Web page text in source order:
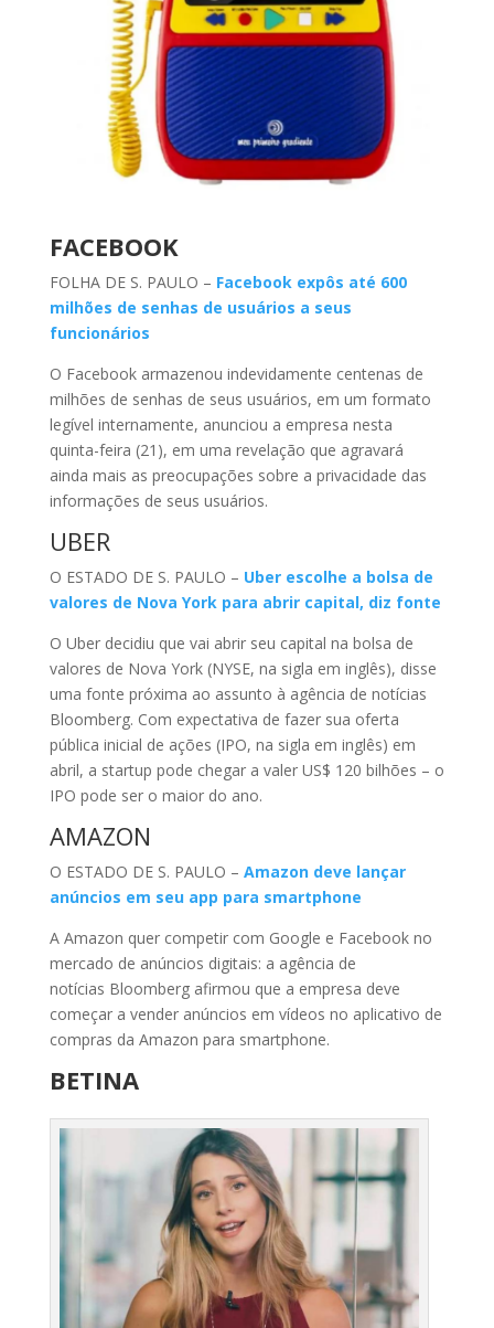
FACEBOOK
FOLHA DE S. PAULO – Facebook expôs até 600
milhões de senhas de usuários a seus
funcionários
O Facebook armazenou indevidamente centenas de
milhões de senhas de seus usuários, em um formato
legível internamente, anunciou a empresa nesta
quinta-feira (21), em uma revelação que agravará
ainda mais as preocupações sobre a privacidade das
informações de seus usuários.
UBER
O ESTADO DE S. PAULO – Uber escolhe a bolsa de
valores de Nova York para abrir capital, diz fonte
O Uber decidiu que vai abrir seu capital na bolsa de
valores de Nova York (NYSE, na sigla em inglês), disse
uma fonte próxima ao assunto à agência de notícias
Bloomberg. Com expectativa de fazer sua oferta
pública inicial de ações (IPO, na sigla em inglês) em
abril, a startup pode chegar a valer US$ 120 bilhões – o
IPO pode ser o maior do ano.
AMAZON
O ESTADO DE S. PAULO – Amazon deve lançar
anúncios em seu app para smartphone
A Amazon quer competir com Google e Facebook no
mercado de anúncios digitais: a agência de
notícias Bloomberg afirmou que a empresa deve
começar a vender anúncios em vídeos no aplicativo de
compras da Amazon para smartphone.
BETINA